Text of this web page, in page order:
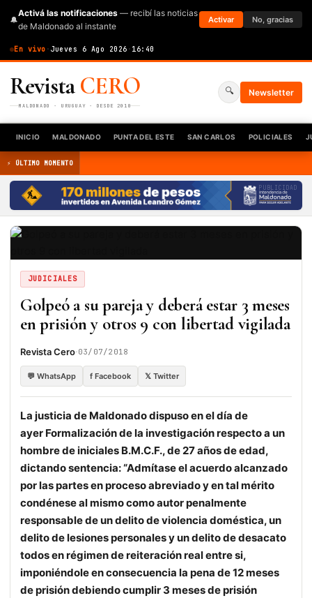
🔔
Activá las notificaciones — recibí las noticias
de Maldonado al instante
Activar No, gracias
En vivo · Jueves 6 Ago 2026 · 16:40
RevistaCERO
MALDONADO · URUGUAY · DESDE 2010
🔍 Newsletter
INICIO MALDONADO PUNTA DEL ESTE SAN CARLOS POLICIALES
⚡ ÚLTIMO MOMENTO
PUBLICIDAD
JUDICIALES
Golpeó a su pareja y deberá estar 3 meses
en prisión y otros 9 con libertad vigilada
Revista Cero·03/07/2018
💬 WhatsApp f Facebook 𝕏 Twitter
La justicia de Maldonado dispuso en el día de
ayer Formalización de la investigación respecto a un
hombre de iniciales B.M.C.F., de 27 años de edad,
dictando sentencia: “Admítase el acuerdo alcanzado
por las partes en proceso abreviado y en tal mérito
condénese al mismo como autor penalmente
responsable de un delito de violencia doméstica, un
delito de lesiones personales y un delito de desacato
todos en régimen de reiteración real entre si,
imponiéndole en consecuencia la pena de 12 meses
de prisión debiendo cumplir 3 meses de prisión